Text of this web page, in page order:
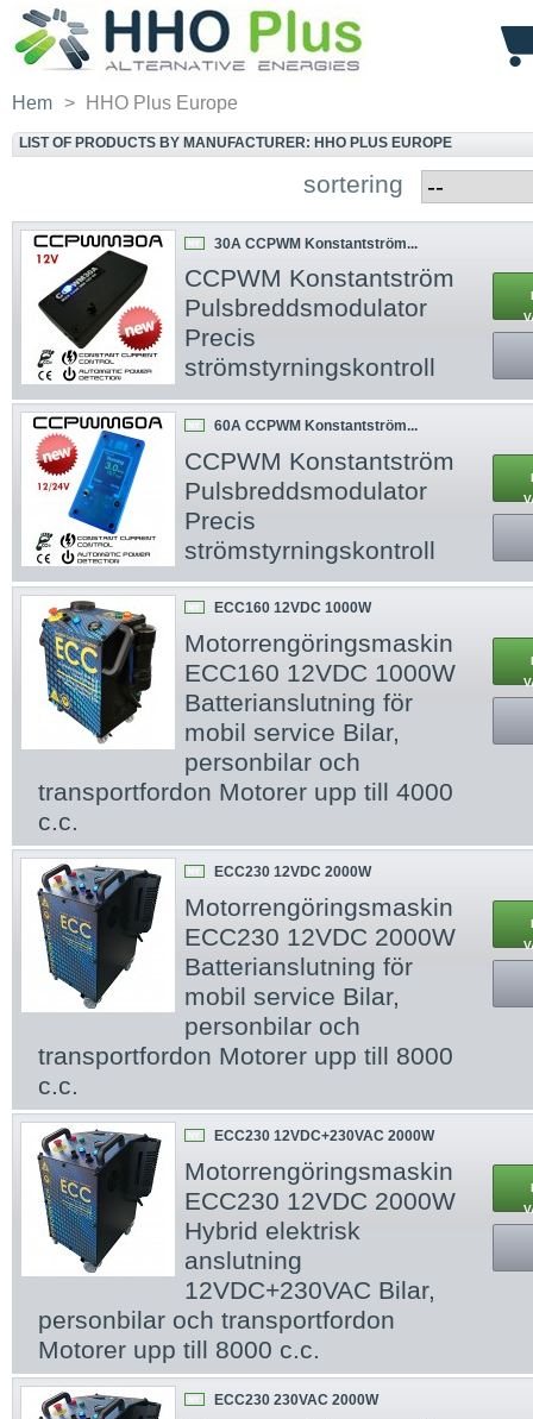
Hem > HHO Plus Europe
LIST OF PRODUCTS BY MANUFACTURER: HHO PLUS EUROPE
sortering
30A CCPWM Konstantström...
CCPWM Konstantström
Pulsbreddsmodulator
Precis
strömstyrningskontroll
60A CCPWM Konstantström...
CCPWM Konstantström
Pulsbreddsmodulator
Precis
strömstyrningskontroll
ECC160 12VDC 1000W
Motorrengöringsmaskin
ECC160 12VDC 1000W
Batterianslutning för
mobil service Bilar,
personbilar och
transportfordon Motorer upp till 4000
c.c.
ECC230 12VDC 2000W
Motorrengöringsmaskin
ECC230 12VDC 2000W
Batterianslutning för
mobil service Bilar,
personbilar och
transportfordon Motorer upp till 8000
c.c.
ECC230 12VDC+230VAC 2000W
Motorrengöringsmaskin
ECC230 12VDC 2000W
Hybrid elektrisk
anslutning
12VDC+230VAC Bilar,
personbilar och transportfordon
Motorer upp till 8000 c.c.
ECC230 230VAC 2000W